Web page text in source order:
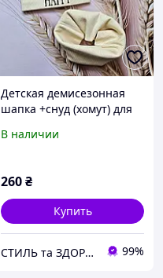
Детская демисезонная
шапка +снуд (хомут) для
шапка и хомут
В наличии
260₴
Купить
СТИЛЬ та ЗДОРОВ'Я 99%